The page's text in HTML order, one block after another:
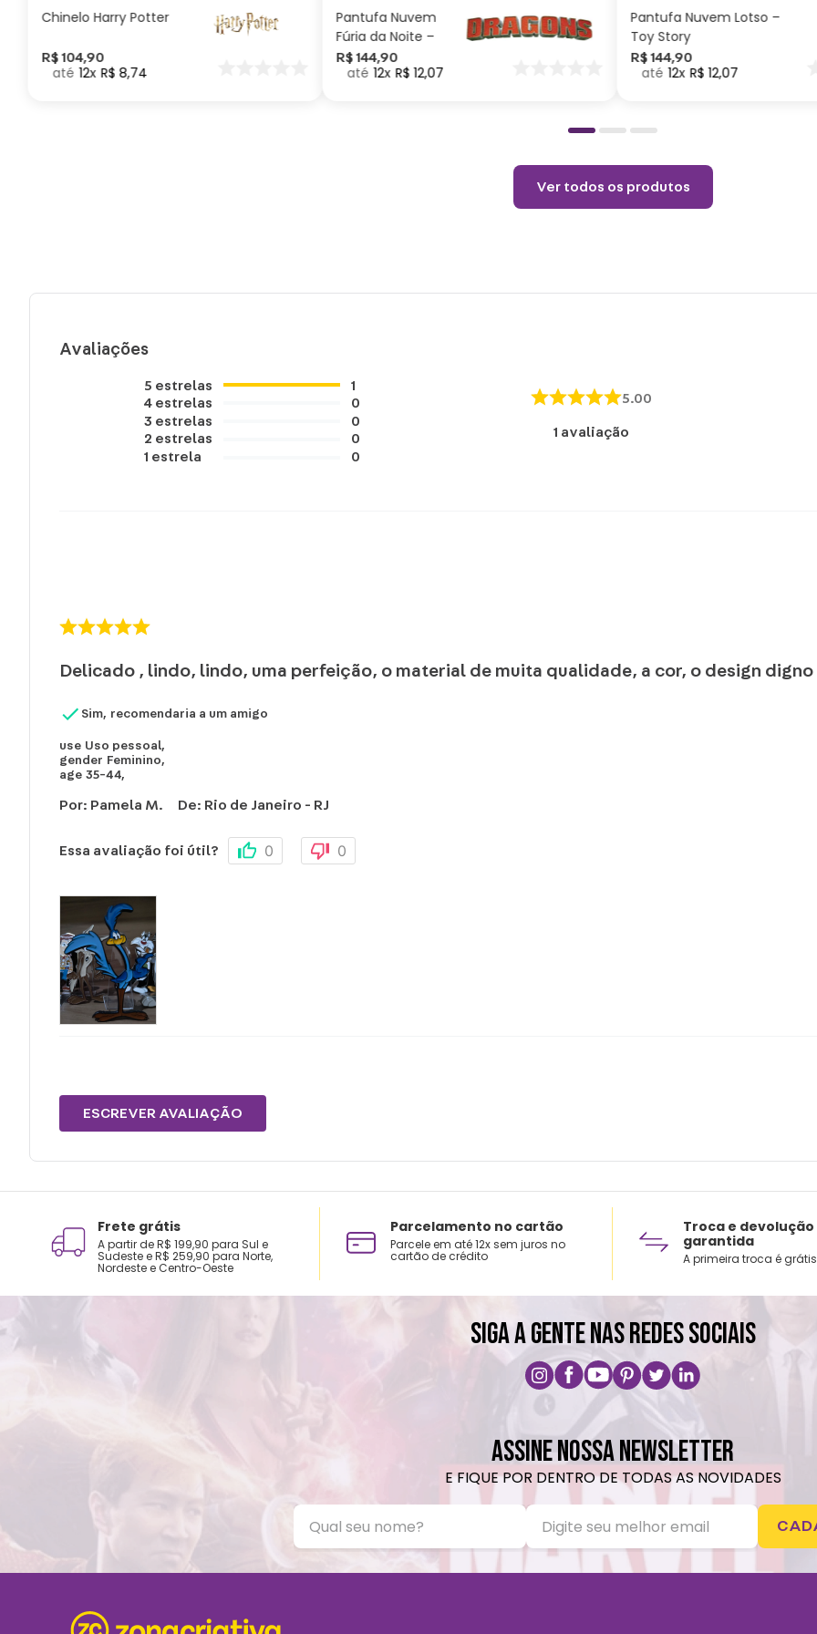
Chinelo Harry Potter
R$ 104,90
12 R$ 8,74
Pantufa Nuvem
Fúria da Noite –
Como Treinar
seu Dragão
R$ 144,90
12 R$ 12,07
Pantufa Nuvem Lotso –
Toy Story
R$ 144,90
12 R$ 12,07
Ver todos os produtos
Avaliações
5 estrelas
4 estrelas
3 estrelas
2 estrelas
1 estrela
1
0
0
0
0
5.00
1 avaliação
Delicado , lindo, lindo, uma perfeição, o material de muita qualidade, a cor, o design
Sim, recomendaria a um amigo
use Uso pessoal,
gender Feminino,
age 35-44,
Por: Pamela M. De: Rio de Janeiro - RJ
Essa avaliação foi útil? 0 0
ESCREVER AVALIAÇÃO
Frete grátis
A partir de R$ 199,90 para Sul e
Sudeste e R$ 259,90 para Norte,
Nordeste e Centro-Oeste
Parcelamento no cartão
Parcele em até 12x sem juros no
cartão de crédito
Troca e devolução
garantida
A primeira troca é grátis
SIGA A GENTE NAS REDES SOCIAIS
ASSINE NOSSA NEWSLETTER
E FIQUE POR DENTRO DE TODAS AS NOVIDADES